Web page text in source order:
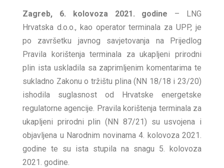
Zagreb, 6. kolovoza 2021. godine – LNG
Hrvatska d.o.o., kao operator terminala za UPP, je
po završetku javnog savjetovanja na Prijedlog
Pravila korištenja terminala za ukapljeni prirodni
plin ista uskladila sa zaprimljenim komentarima te
sukladno Zakonu o tržištu plina (NN 18/18 i 23/20)
ishodila suglasnost od Hrvatske energetske
regulatorne agencije. Pravila korištenja terminala za
ukapljeni prirodni plin (NN 87/21) su usvojena i
objavljena u Narodnim novinama 4. kolovoza 2021.
godine te su ista stupila na snagu 5. kolovoza
2021. godine.